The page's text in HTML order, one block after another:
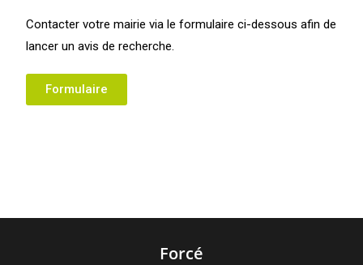
Contacter votre mairie via le formulaire ci-dessous afin de
lancer un avis de recherche.
Formulaire
Forcé